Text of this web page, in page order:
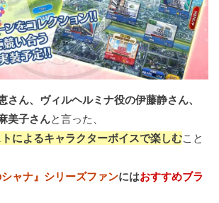
さん、ヴィルヘルミナ役の伊藤静さん、
美子さんと言った、
によるキャラクターボイスで楽しむこと
ャナ』シリーズファンにはおすすめブラ